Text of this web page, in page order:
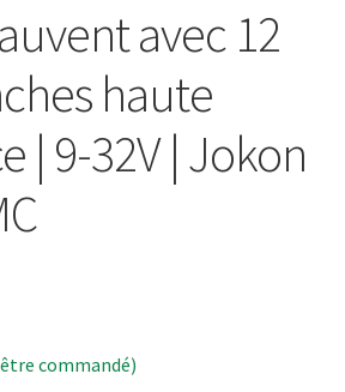
avec 12
haute
| 9-32V | Jokon
commandé)